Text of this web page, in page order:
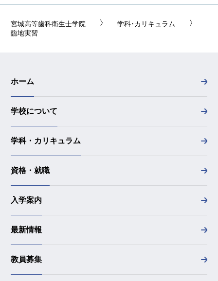
宮城高等歯科衛生士学院
学科･カリキュラム
臨地実習
ホーム
学校について
学科・カリキュラム
資格・就職
入学案内
最新情報
教員募集